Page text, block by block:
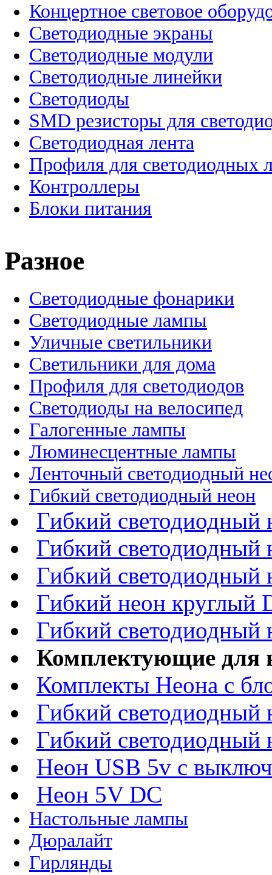
Концертное световое
Cветодиодные экраны
Светодиодные модули
Светодиодные линейки
Светодиоды
SMD резисторы для
Светодиодная лента
Профиля для светодиодных
Контроллеры
Блоки питания
Разное
Светодиодные фонарики
Светодиодные лампы
Уличные светильники
Светильники для дома
Профиля для светодиодов
Светодиоды на велосипед
Галогенные лампы
Люминесцентные лампы
Ленточный светодиодный
Гибкий светодиодный неон
Гибкий
Гибкий
Гибкий
Гибкий неон круглый
Гибкий
Комплектующие для
Комплекты Неона с
Гибкий светодиодный
Гибкий
Неон USB 5v c
Неон 5V DC
Настольные лампы
Дюралайт
Гирлянды